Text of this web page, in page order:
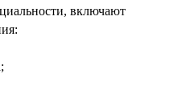
включают